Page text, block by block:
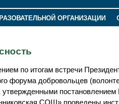
ОРГАНИЗАЦИИ
по итогам встречи
форума добровольцев
утвержденными
СОШ» проведены